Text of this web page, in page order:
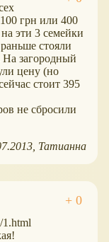
грн или 400
эти 3 семейки
стояли
На загородный
цену (но
стоит 395
не сбросили
Татианна
1.html